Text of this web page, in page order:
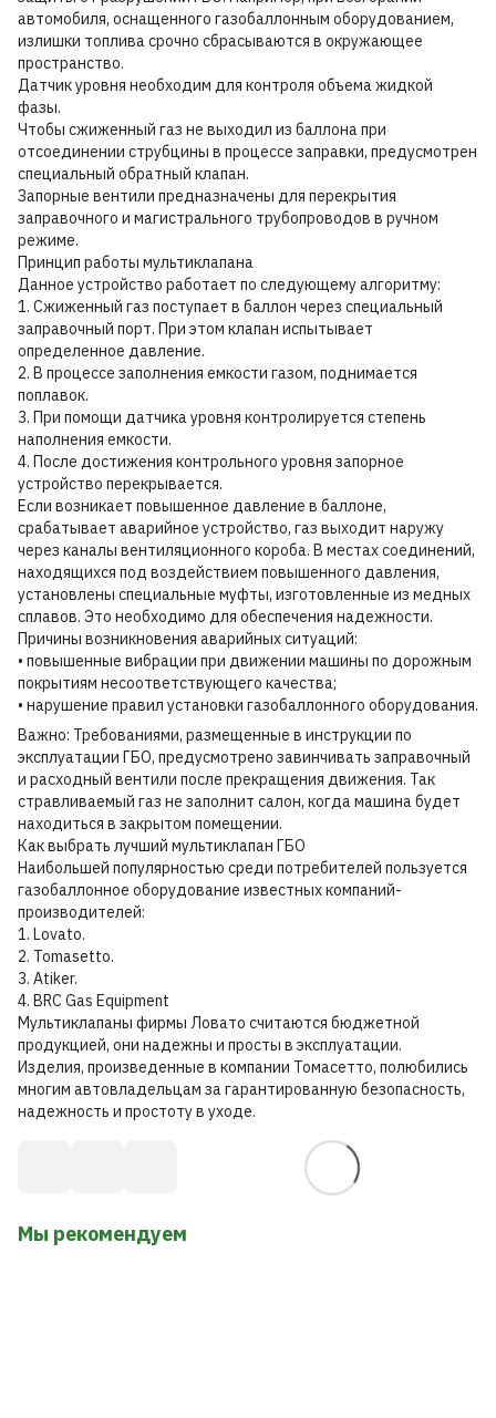
автомобиля, оснащенного газобаллонным оборудованием,
излишки топлива срочно сбрасываются в окружающее
пространство.
Датчик уровня необходим для контроля объема жидкой
фазы.
Чтобы сжиженный газ не выходил из баллона при
отсоединении струбцины в процессе заправки, предусмотрен
специальный обратный клапан.
Запорные вентили предназначены для перекрытия
заправочного и магистрального трубопроводов в ручном
режиме.
Принцип работы мультиклапана
Данное устройство работает по следующему алгоритму:
1. Сжиженный газ поступает в баллон через специальный
заправочный порт. При этом клапан испытывает
определенное давление.
2. В процессе заполнения емкости газом, поднимается
поплавок.
3. При помощи датчика уровня контролируется степень
наполнения емкости.
4. После достижения контрольного уровня запорное
устройство перекрывается.
Если возникает повышенное давление в баллоне,
срабатывает аварийное устройство, газ выходит наружу
через каналы вентиляционного короба. В местах соединений,
находящихся под воздействием повышенного давления,
установлены специальные муфты, изготовленные из медных
сплавов. Это необходимо для обеспечения надежности.
Причины возникновения аварийных ситуаций:
• повышенные вибрации при движении машины по дорожным
покрытиям несоответствующего качества;
• нарушение правил установки газобаллонного оборудования.
Важно: Требованиями, размещенные в инструкции по
эксплуатации ГБО, предусмотрено завинчивать заправочный
и расходный вентили после прекращения движения. Так
стравливаемый газ не заполнит салон, когда машина будет
находиться в закрытом помещении.
Как выбрать лучший мультиклапан ГБО
Наибольшей популярностью среди потребителей пользуется
газобаллонное оборудование известных компаний-
производителей:
1. Lovato.
2. Tomasetto.
3. Atiker.
4. BRC Gas Equipment
Мультиклапаны фирмы Ловато считаются бюджетной
продукцией, они надежны и просты в эксплуатации.
Изделия, произведенные в компании Томасетто, полюбились
многим автовладельцам за гарантированную безопасность,
надежность и простоту в уходе.
Мы рекомендуем